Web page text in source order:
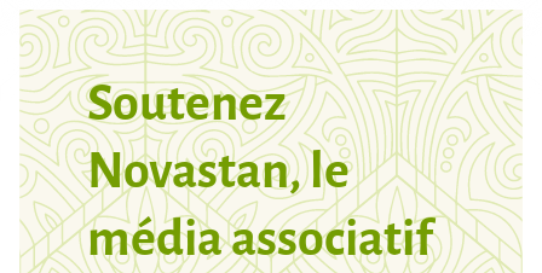
Soutenez
Novastan, le
média associatif